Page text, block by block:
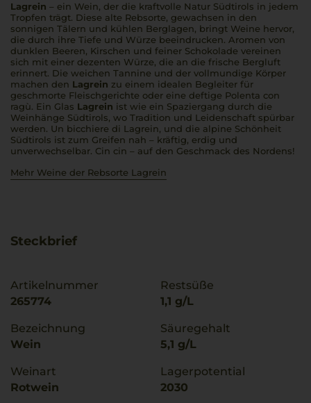
Lagrein – ein Wein, der die kraftvolle Natur Südtirols in jedem
Tropfen trägt. Diese alte Rebsorte, gewachsen in den
sonnigen Tälern und kühlen Berglagen, bringt Weine hervor,
die durch ihre Tiefe und Würze beeindrucken. Aromen von
dunklen Beeren, Kirschen und feiner Schokolade vereinen
sich mit einer dezenten Würze, die an die frische Bergluft
erinnert. Die weichen Tannine und der vollmundige Körper
machen den Lagrein zu einem idealen Begleiter für
geschmorte Fleischgerichte oder eine deftige Polenta con
ragù. Ein Glas Lagrein ist wie ein Spaziergang durch die
Weinhänge Südtirols, wo Tradition und Leidenschaft spürbar
werden. Un bicchiere di Lagrein, und die alpine Schönheit
Südtirols ist zum Greifen nah – kräftig, erdig und
unverwechselbar. Cin cin – auf den Geschmack des Nordens!
Mehr Weine der Rebsorte Lagrein
Steckbrief
Artikelnummer
265774
Bezeichnung
Wein
Weinart
Rotwein
Restsüße
1,1 g/L
Säuregehalt
5,1 g/L
Lagerpotential
2030